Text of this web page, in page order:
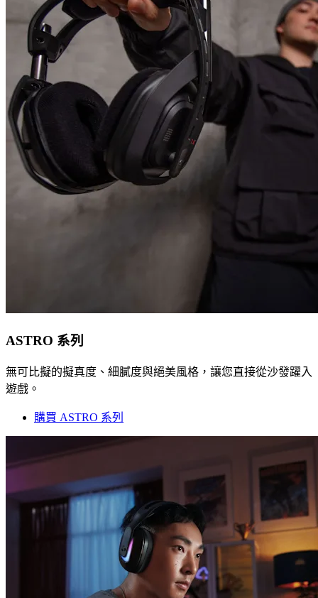
ASTRO 系列
無可比擬的擬真度、細膩度與絕美風格，讓您直接從沙發躍入
遊戲。
購買 ASTRO 系列